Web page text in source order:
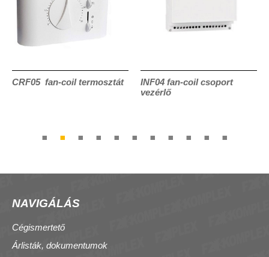
CRF05 fan-coil termosztát
INF04 fan-coil csoport
vezérlő
NAVIGÁLÁS
Cégismertető
Árlisták, dokumentumok